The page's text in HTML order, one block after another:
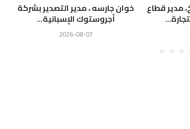
مدير قطاع خوان جارسه ، مدير التصدير بشركة
أجروستوك الإسبانية...
2026-08-07